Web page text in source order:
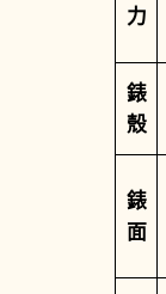
力
錶
殼
錶
面